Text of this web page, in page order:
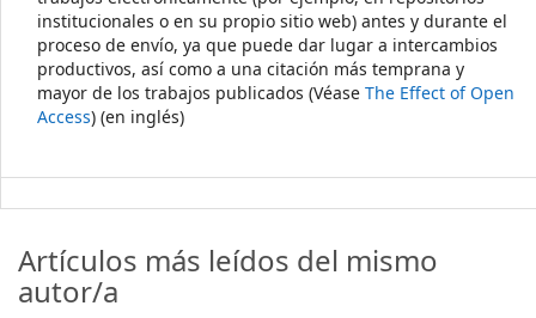
institucionales o en su propio sitio web) antes y durante el
proceso de envío, ya que puede dar lugar a intercambios
productivos, así como a una citación más temprana y
mayor de los trabajos publicados (Véase The Effect of Open
Access) (en inglés)
Artículos más leídos del mismo
autor/a